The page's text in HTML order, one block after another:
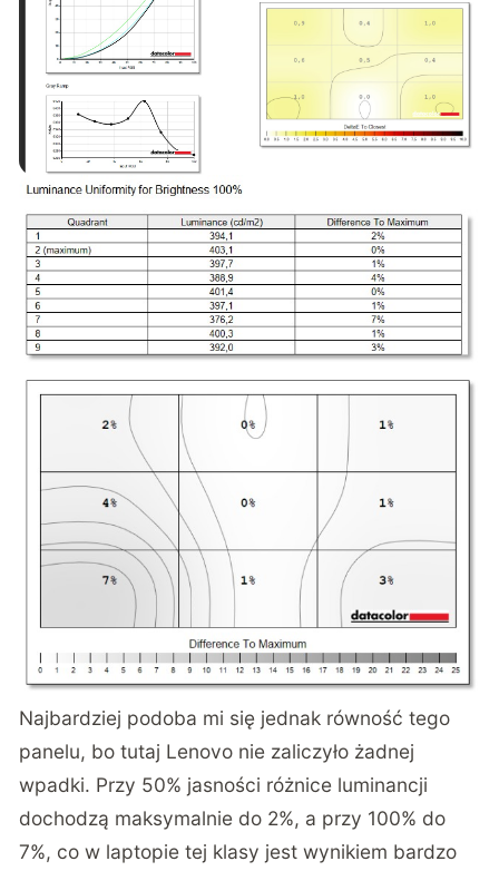
Najbardziej podoba mi się jednak równość tego
panelu, bo tutaj Lenovo nie zaliczyło żadnej
wpadki. Przy 50% jasności różnice luminancji
dochodzą maksymalnie do 2%, a przy 100% do
7%, co w laptopie tej klasy jest wynikiem bardzo